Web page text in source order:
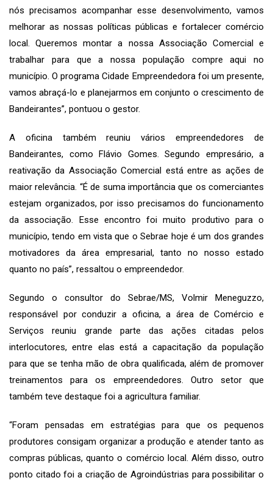
nós precisamos acompanhar esse desenvolvimento, vamos
melhorar as nossas políticas públicas e fortalecer comércio
local. Queremos montar a nossa Associação Comercial e
trabalhar para que a nossa população compre aqui no
município. O programa Cidade Empreendedora foi um presente,
vamos abraçá-lo e planejarmos em conjunto o crescimento de
Bandeirantes”, pontuou o gestor.
A oficina também reuniu vários empreendedores de
Bandeirantes, como Flávio Gomes. Segundo empresário, a
reativação da Associação Comercial está entre as ações de
maior relevância. “É de suma importância que os comerciantes
estejam organizados, por isso precisamos do funcionamento
da associação. Esse encontro foi muito produtivo para o
município, tendo em vista que o Sebrae hoje é um dos grandes
motivadores da área empresarial, tanto no nosso estado
quanto no país”, ressaltou o empreendedor.
Segundo o consultor do Sebrae/MS, Volmir Meneguzzo,
responsável por conduzir a oficina, a área de Comércio e
Serviços reuniu grande parte das ações citadas pelos
interlocutores, entre elas está a capacitação da população
para que se tenha mão de obra qualificada, além de promover
treinamentos para os empreendedores. Outro setor que
também teve destaque foi a agricultura familiar.
“Foram pensadas em estratégias para que os pequenos
produtores consigam organizar a produção e atender tanto as
compras públicas, quanto o comércio local. Além disso, outro
ponto citado foi a criação de Agroindústrias para possibilitar o